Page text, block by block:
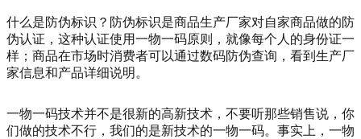
什么是防伪标识？防伪标识是商品生产厂家对自家商品做的防
伪认证，这种认证使用一物一码原则，就像每个人的身份证一
样；商品在市场时消费者可以通过数码防伪查询，看到生产厂
家信息和产品详细说明。
一物一码技术并不是很新的高新技术，不要听那些销售说，你
们做的技术不行，我们的是新技术的一物一码。事实上，一物